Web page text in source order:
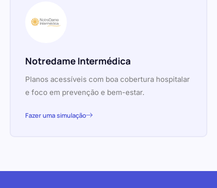
Notredame Intermédica
Planos acessíveis com boa cobertura hospitalar
e foco em prevenção e bem-estar.
Fazer uma simulação